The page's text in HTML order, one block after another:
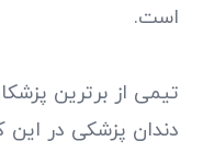
است.
تیمی از برترین
دندان پزشکی در این